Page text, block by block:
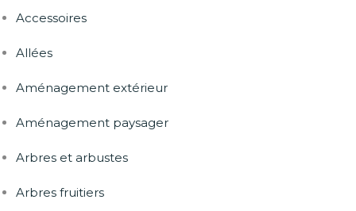
Accessoires
Allées
Aménagement extérieur
Aménagement paysager
Arbres et arbustes
Arbres fruitiers